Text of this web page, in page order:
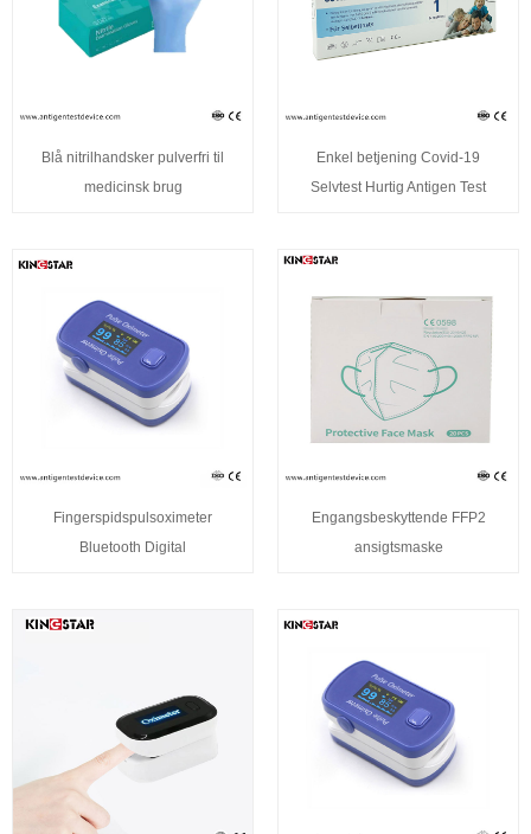
Blå nitrilhandsker pulverfri til
medicinsk brug
Enkel betjening Covid-19
Selvtest Hurtig Antigen Test
Fingerspidspulsoximeter
Bluetooth Digital
Engangsbeskyttende FFP2
ansigtsmaske